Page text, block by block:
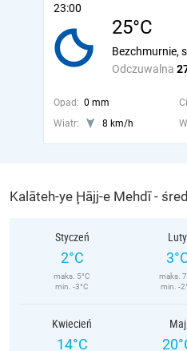
23:00
25°C
Odczuwalna
Bezchmurnie,
Opad: 0 mm
Wiatr:
8 km/h
Kalāteh-ye Ḩājj-e Mehdī -
Styczeń
2°C
maks. 5°C
min. -3°C
Luty
maks.
min. -
Kwiecień
14°C
Maj